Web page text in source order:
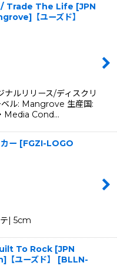
/ Trade The Life [JPN
【ユーズド】
ルリリース/ディスクリ
ル: Mangrove 生産国:
Media Cond…
ー [FGZI-LOGO
| 5cm
To Rock [JPN
ユーズド】
[BLLN-